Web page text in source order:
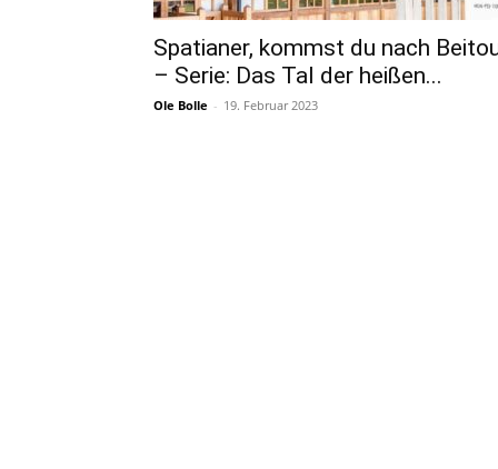
Spatianer, kommst du nach
– Serie: Das Tal der heißen...
Ole Bolle - 19. Februar 2023